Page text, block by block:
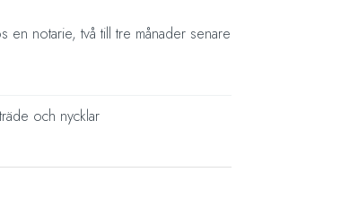
en notarie, två till tre månader senare
och nycklar